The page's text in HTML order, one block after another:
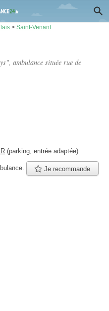
> Saint-Venant
ambulance située rue de
(parking, entrée adaptée)
Je recommande